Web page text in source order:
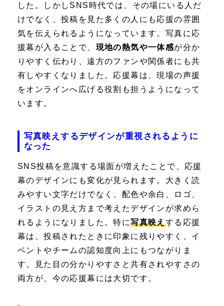
した。しかしSNS時代では、その場にいる人だ
けでなく、投稿を見た多くの人にも応援の雰囲
気を伝えられるようになっています。写真に応
援幕が入ることで、 現地の熱気や一体感が分か
りやすく伝わり、遠方のファンや関係者にも共
有しやすくなりました。応援幕は、現場の声援
をオンラインへ広げる役割も担うようになって
います。
写真映えするデザインが重視されるように
なった
SNS投稿を意識する場面が増えたことで、応援
幕のデザインにも変化が見られます。大きく読
みやすい文字だけでなく、配色や余白、ロゴ、
イラストの見え方まで考えたデザインが求めら
れるようになりました。特に写真映えする応援
幕は、投稿されたときに印象に残りやすく、イ
ベントやチームの認知度向上にもつながりま
す。見た目の分かりやすさと共有されやすさの
両方が、今の応援幕には大切です。